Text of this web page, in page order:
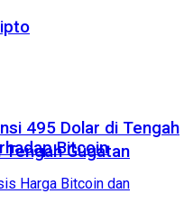
Gugatan
495 Dolar di Tengah
Bitcoin